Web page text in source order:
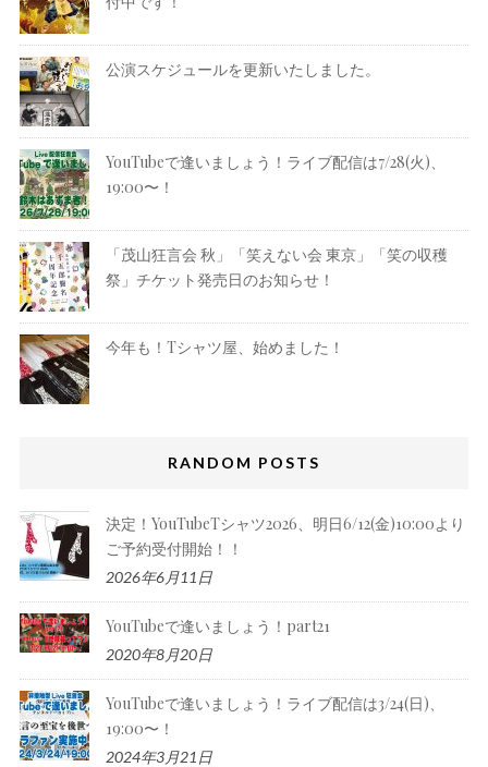
公演スケジュールを更新いたしました。
YouTubeで逢いましょう！ライブ配信は7/28(火)、
19:00〜！
「茂山狂言会 秋」「笑えない会 東京」「笑の収穫
祭」チケット発売日のお知らせ！
今年も！Tシャツ屋、始めました！
RANDOM POSTS
決定！YouTubeTシャツ2026、明日6/12(金)10:00より
ご予約受付開始！！
2026年6月11日
YouTubeで逢いましょう！part21
2020年8月20日
YouTubeで逢いましょう！ライブ配信は3/24(日)、
19:00〜！
2024年3月21日